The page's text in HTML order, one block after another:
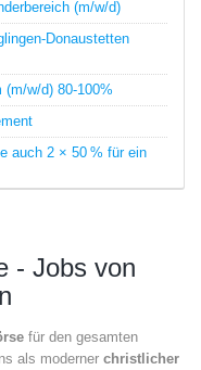
(m/w/d)
Donaustetten
(m/w/d) 80-100%
auch 2 × 50 % für ein
- Jobs von
für den gesamten
als moderner christlicher